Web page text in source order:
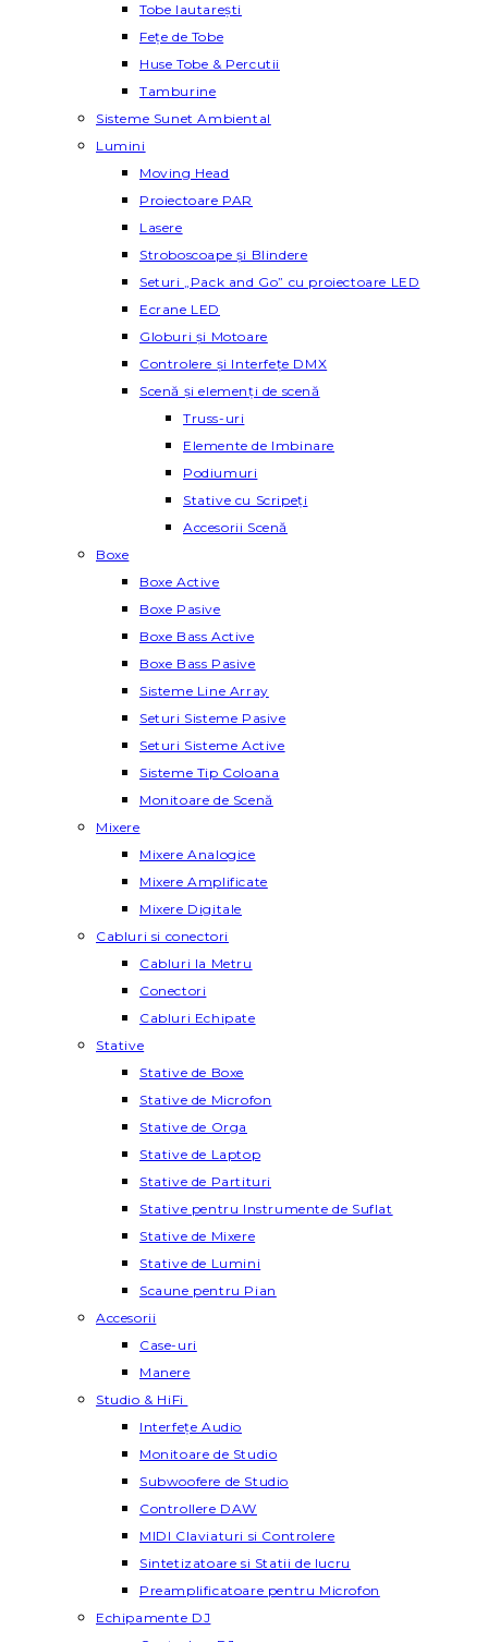
Tobe lautareşti
Fețe de Tobe
Huse Tobe & Percutii
Tamburine
Sisteme Sunet Ambiental
Lumini
Moving Head
Proiectoare PAR
Lasere
Stroboscoape și Blindere
Seturi „Pack and Go” cu proiectoare LED
Ecrane LED
Globuri și Motoare
Controlere și Interfețe DMX
Scenă și elemenți de scenă
Truss-uri
Elemente de Imbinare
Podiumuri
Stative cu Scripeți
Accesorii Scenă
Boxe
Boxe Active
Boxe Pasive
Boxe Bass Active
Boxe Bass Pasive
Sisteme Line Array
Seturi Sisteme Pasive
Seturi Sisteme Active
Sisteme Tip Coloana
Monitoare de Scenă
Mixere
Mixere Analogice
Mixere Amplificate
Mixere Digitale
Cabluri si conectori
Cabluri la Metru
Conectori
Cabluri Echipate
Stative
Stative de Boxe
Stative de Microfon
Stative de Orga
Stative de Laptop
Stative de Partituri
Stative pentru Instrumente de Suflat
Stative de Mixere
Stative de Lumini
Scaune pentru Pian
Accesorii
Case-uri
Manere
Studio & HiFi
Interfețe Audio
Monitoare de Studio
Subwoofere de Studio
Controllere DAW
MIDI Claviaturi si Controlere
Sintetizatoare si Statii de lucru
Preamplificatoare pentru Microfon
Echipamente DJ